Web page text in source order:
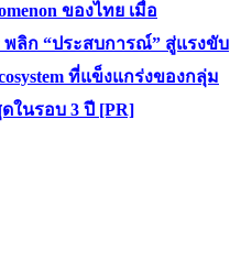
ของไทย เมื่อ
พลิก “ประสบการณ์” สู่แรงขับ
ที่แข็งแกร่งของกลุ่ม
ในรอบ 3 ปี [PR]